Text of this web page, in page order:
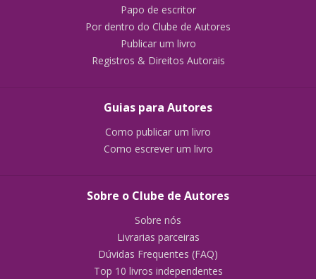
Papo de escritor
Por dentro do Clube de Autores
Publicar um livro
Registros & Direitos Autorais
Guias para Autores
Como publicar um livro
Como escrever um livro
Sobre o Clube de Autores
Sobre nós
Livrarias parceiras
Dúvidas Frequentes (FAQ)
Top 10 livros independentes